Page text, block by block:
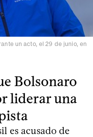
un acto, el 29 de junio, en
Bolsonaro
liderar una
es acusado de